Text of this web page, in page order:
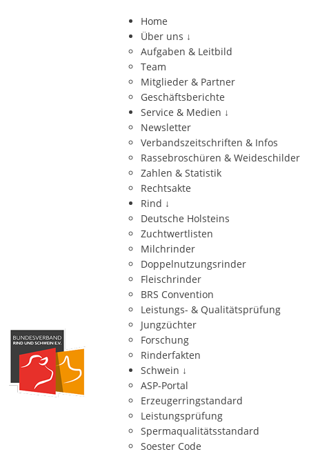
Home
Über uns ↓
Aufgaben & Leitbild
Team
Mitglieder & Partner
Geschäftsberichte
Service & Medien ↓
Newsletter
Verbandszeitschriften & Infos
Rassebroschüren & Weideschilder
Zahlen & Statistik
Rechtsakte
Rind ↓
Deutsche Holsteins
Zuchtwertlisten
Milchrinder
Doppelnutzungsrinder
Fleischrinder
BRS Convention
Leistungs- & Qualitätsprüfung
Jungzüchter
Forschung
Rinderfakten
Schwein ↓
ASP-Portal
Erzeugerringstandard
Leistungsprüfung
Spermaqualitätsstandard
Soester Code